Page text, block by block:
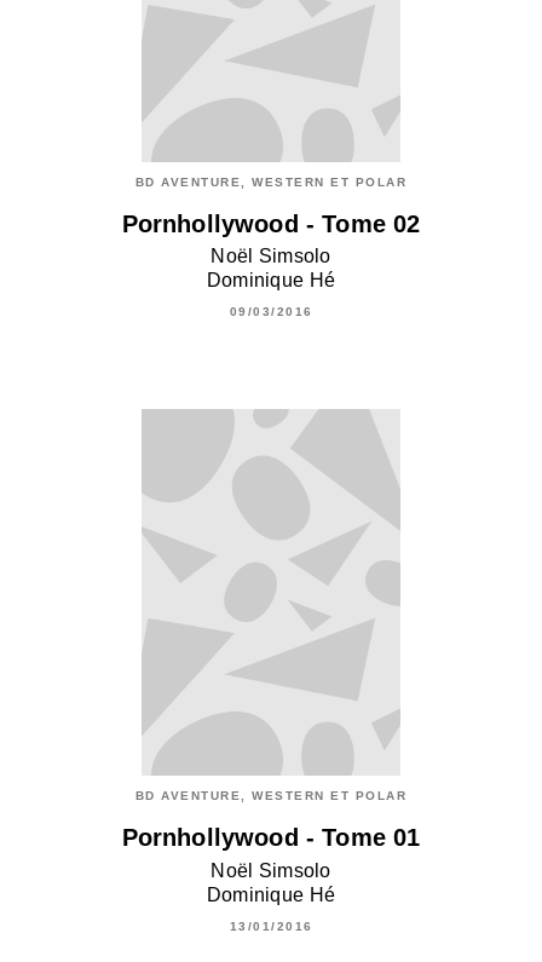
BD AVENTURE, WESTERN ET POLAR
Pornhollywood - Tome 02
Noël Simsolo
Dominique Hé
09/03/2016
BD AVENTURE, WESTERN ET POLAR
Pornhollywood - Tome 01
Noël Simsolo
Dominique Hé
13/01/2016